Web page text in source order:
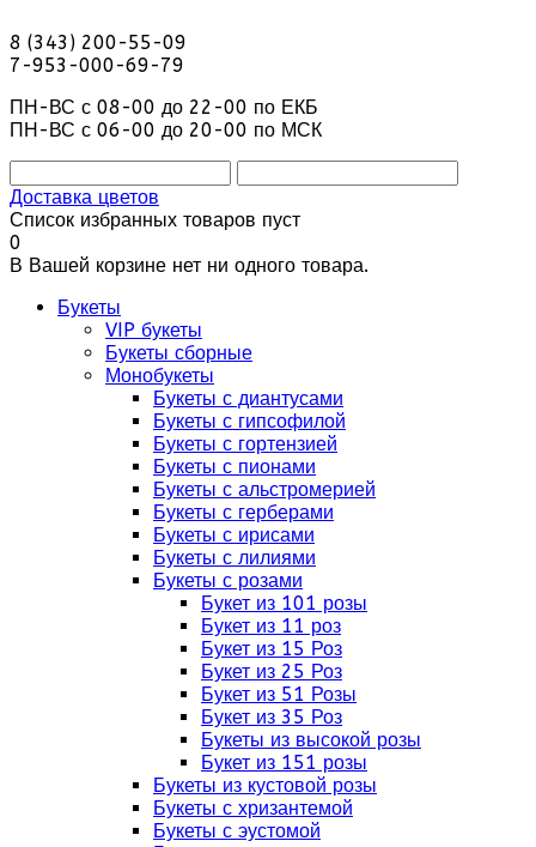
8 (343) 200-55-09
7-953-000-69-79
ПН-ВС с 08-00 до 22-00 по ЕКБ
ПН-ВС с 06-00 до 20-00 по МСК
Доставка цветов
Список избранных товаров пуст
0
В Вашей корзине нет ни одного товара.
Букеты
VIP букеты
Букеты сборные
Монобукеты
Букеты с диантусами
Букеты с гипсофилой
Букеты с гортензией
Букеты с пионами
Букеты с альстромерией
Букеты с герберами
Букеты с ирисами
Букеты с лилиями
Букеты с розами
Букет из 101 розы
Букет из 11 роз
Букет из 15 Роз
Букет из 25 Роз
Букет из 51 Розы
Букет из 35 Роз
Букеты из высокой розы
Букет из 151 розы
Букеты из кустовой розы
Букеты с хризантемой
Букеты с эустомой